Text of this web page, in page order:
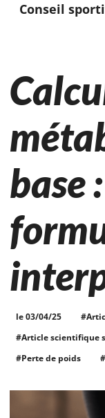
Conseil
base
le 03/04/25
#Article scientifique
#Perte de poids